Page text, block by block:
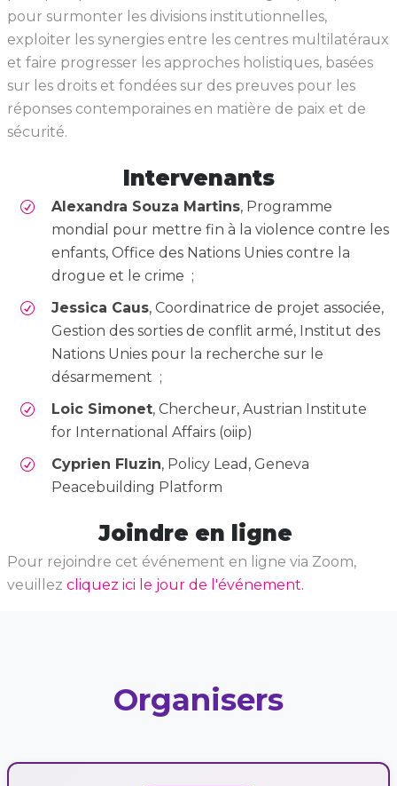
pour surmonter les divisions institutionnelles,
exploiter les synergies entre les centres multilatéraux
et faire progresser les approches holistiques, basées
sur les droits et fondées sur des preuves pour les
réponses contemporaines en matière de paix et de
sécurité.
Intervenants
Alexandra Souza Martins, Programme
mondial pour mettre fin à la violence contre les
enfants, Office des Nations Unies contre la
drogue et le crime ;
Jessica Caus, Coordinatrice de projet associée,
Gestion des sorties de conflit armé, Institut des
Nations Unies pour la recherche sur le
désarmement ;
Loic Simonet, Chercheur, Austrian Institute
for International Affairs (oiip)
Cyprien Fluzin, Policy Lead, Geneva
Peacebuilding Platform
Joindre en ligne
Pour rejoindre cet événement en ligne via Zoom,
veuillez cliquez ici le jour de l'événement.
Organisers